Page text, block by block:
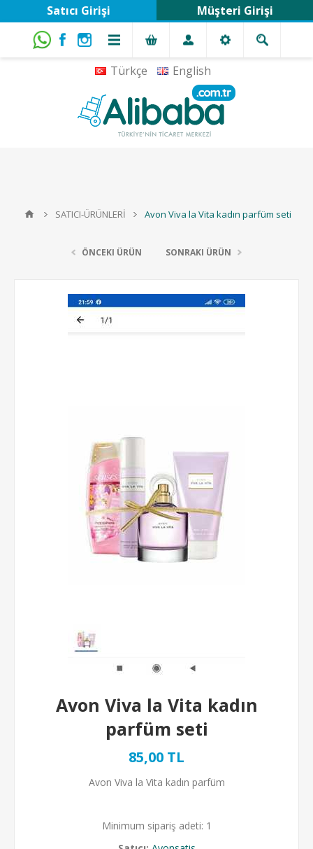
Türkçe English
Satıcı Girişi Müşteri Girişi
SATICI-ÜRÜNLERİ Avon Viva la Vita kadın parfüm seti
ÖNCEKI ÜRÜN SONRAKI ÜRÜN
Avon Viva la Vita kadın
parfüm seti
85,00 TL
Avon Viva la Vita kadın parfüm
Minimum sipariş adeti: 1